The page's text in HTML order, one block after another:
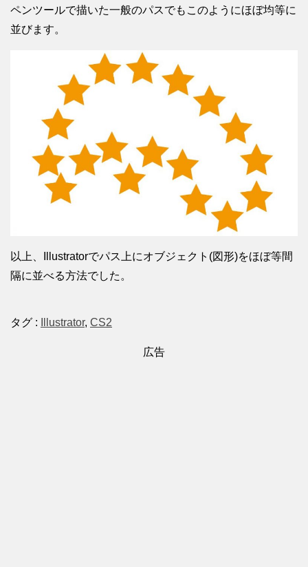
ペンツールで描いた一般のパスでもこのようにほぼ均等に
並びます。
以上、Illustratorでパス上にオブジェクト(図形)をほぼ等間
隔に並べる方法でした。
タグ : Illustrator, CS2
広告